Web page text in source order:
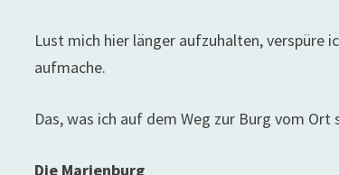
Lust mich hier länger aufzuhalten, verspüre
aufmache.
Das, was ich auf dem Weg zur Burg vom
Die Marienburg